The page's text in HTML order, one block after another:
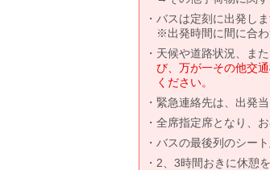
バスは定刻に出発し
※出発時間に間に合わ
天候や道路状況、ま
び、万が一その他交
ください。
緊急連絡先は、出発
全席指定席となり、
バスの最後列のシー
2、3時間おきに休憩を